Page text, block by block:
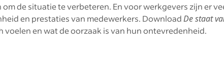
de situatie te verbeteren. En voor werkgevers zijn er
en prestaties van medewerkers. DownloadDe staat
en wat de oorzaak is van hun ontevredenheid.